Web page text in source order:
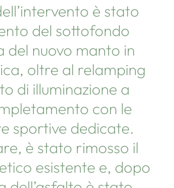
è stato
del sottofondo
del nuovo manto in
oltre al relamping
di illuminazione a
con le
sportive dedicate.
è stato rimosso il
esistente e, dopo